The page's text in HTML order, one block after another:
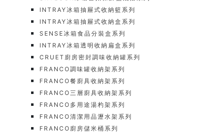
INTRAY冰箱抽屜式收納籃系列
INTRAY冰箱抽屜式收納盒系列
SENSE冰箱食品分裝盒系列
INTRAY冰箱透明收納扁盒系列
CRUET廚房密封調味收納罐系列
FRANCO調味罐收納架系列
FRANCO餐廚具收納架系列
FRANCO三層廚具收納架系列
FRANCO多用途湯杓架系列
FRANCO清潔用品瀝水架系列
FRANCO廚房儲米桶系列